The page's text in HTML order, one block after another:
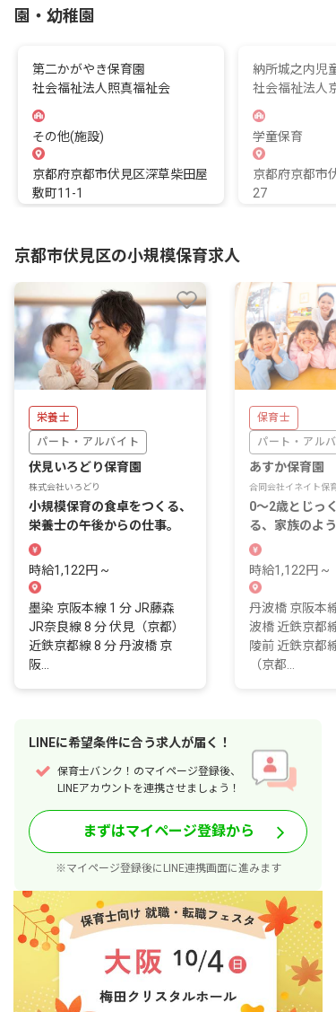
園・幼稚園
第二かがやき保育園
社会福祉法人照真福祉会
その他(施設)
京都府京都市伏見区深草柴田屋
敷町11-1
納所城之内児
社会福祉法人
学童保育
京都府京都市
27
京都市伏見区の小規模保育求人
栄養士
パート・アルバイト
伏見いろどり保育園
株式会社いろどり
小規模保育の食卓をつくる、
栄養士の午後からの仕事。
時給1,122円 ~
墨染 京阪本線 1 分 JR藤森
JR奈良線 8 分 伏見（京都）
近鉄京都線 8 分 丹波橋 京
阪...
保育士
パート・アルバ
あすか保育園
合同会社イネイト保育
0～2歳とじっ
る、家族のよ
時給1,122円 ~
丹波橋 京阪本
波橋 近鉄京都
陵前 近鉄京都
（京都...
LINEに希望条件に合う求人が届く！
保育士バンク！のマイページ登録後、
LINEアカウントを連携させましょう！
まずはマイページ登録から
※マイページ登録後にLINE連携画面に進みます